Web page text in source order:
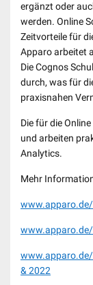
ergänzt oder
werden. Online
Zeitvorteile für
Apparo arbeitet
Die Cognos
durch, was für
praxisnahen
Die für die
und arbeiten
Analytics.
Mehr
www.apparo.de/
www.apparo.de/
www.apparo.de/
& 2022